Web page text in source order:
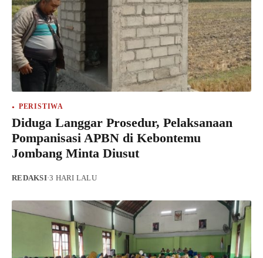
PERISTIWA
Diduga Langgar Prosedur, Pelaksanaan
Pompanisasi APBN di Kebontemu
Jombang Minta Diusut
REDAKSI·3 HARI LALU